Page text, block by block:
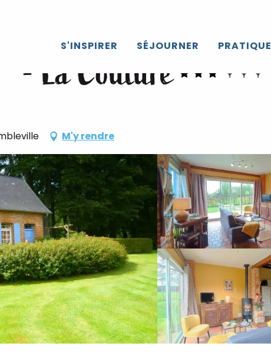
S'INSPIRER SÉJOURNER PRATIQUE
- La Couture
M'y rendre